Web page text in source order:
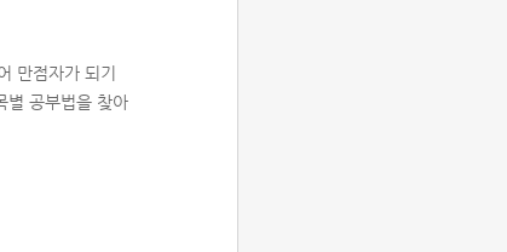
만점자가 되기
별 공부법을 찾아